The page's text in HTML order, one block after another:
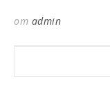
от admin